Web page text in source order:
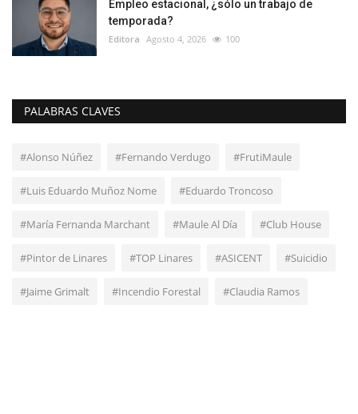
Empleo estacional, ¿sólo un trabajo de
temporada?
Editora Agosto 4, 2026 100
PALABRAS CLAVES
#Alonso Núñez #Fernando Verdugo #FrutiMaule
#Luis Eduardo Muñoz Nome #Eduardo Troncoso
#María Fernanda Marchant #Maule Al Día #Club House
#Pintor de Linares #TOP Linares #ASICENT #Suicidio
#Jaime Grimalt #Incendio Forestal #Claudia Ramos